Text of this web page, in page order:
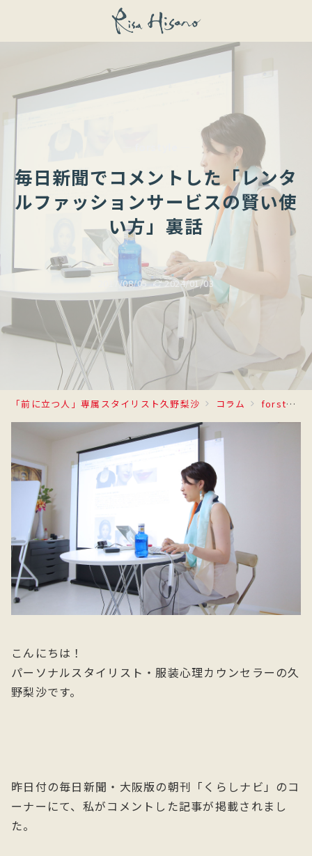
毎日新聞でコメントした「レンタ
ルファッションサービスの賢い使
い方」裏話
2017/08/05 2024/01/03
「前に立つ人」専属スタイリスト久野梨沙 コラム forstyle
こんにちは！
パーソナルスタイリスト・服装心理カウンセラーの久
野梨沙です。
昨日付の毎日新聞・大阪版の朝刊「くらしナビ」のコ
ーナーにて、私がコメントした記事が掲載されまし
た。